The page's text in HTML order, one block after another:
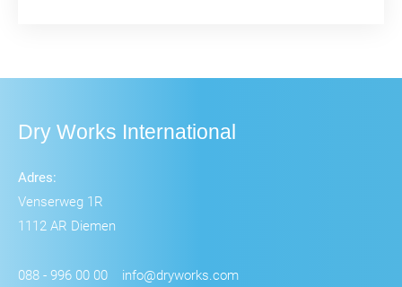
Dry Works International
Adres:
Venserweg 1R
1112 AR Diemen
088 - 996 00 00 info@dryworks.com